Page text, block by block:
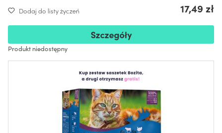
Dodaj do listy życzeń 17,49 zł
Szczegóły
Produkt niedostępny